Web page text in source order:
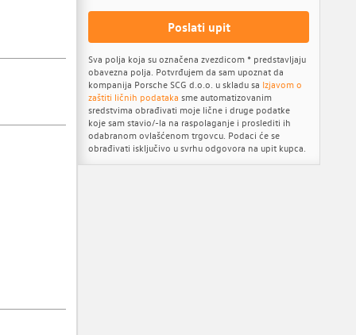
Poslati upit
Sva polja koja su označena zvezdicom * predstavljaju
obavezna polja. Potvrđujem da sam upoznat da
kompanija Porsche SCG d.o.o. u skladu sa Izjavom o
zaštiti ličnih podataka sme automatizovanim
sredstvima obrađivati moje lične i druge podatke
koje sam stavio/-la na raspolaganje i proslediti ih
odabranom ovlašćenom trgovcu. Podaci će se
obrađivati isključivo u svrhu odgovora na upit kupca.